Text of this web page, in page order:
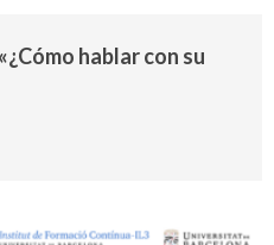
hablar con su